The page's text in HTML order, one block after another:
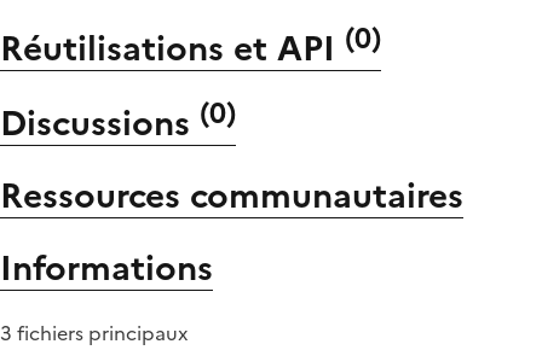
Réutilisations et API (0)
Discussions (0)
Ressources communautaires
Informations
3 fichiers principaux